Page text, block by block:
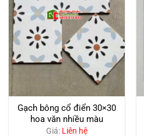
Gạch bông cổ điển 30×30
hoa văn nhiều màu
Giá: Liên hệ